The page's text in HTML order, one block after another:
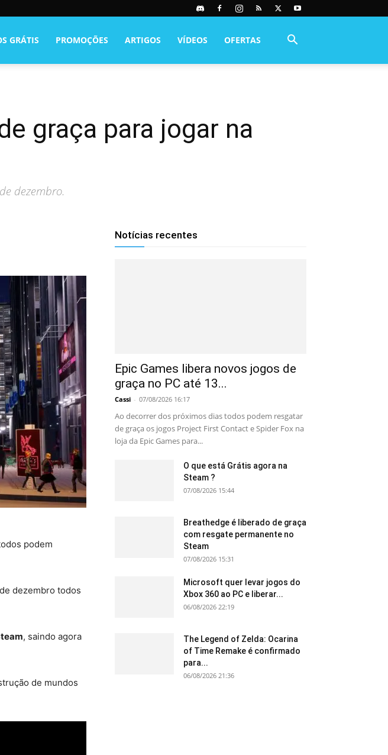
GRÁTIS PROMOÇÕES ARTIGOS VÍDEOS OFERTAS
graça para jogar na
dezembro.
podem
dezembro todos
, saindo agora
de mundos
Notícias recentes
Epic Games libera novos jogos de
graça no PC até 13...
Cassi - 07/08/2026 16:17
Ao decorrer dos próximos dias todos podem resgatar
de graça os jogos Project First Contact e Spider Fox na
loja da Epic Games para...
O que está Grátis agora na
Steam ?
07/08/2026 15:44
Breathedge é liberado de graça
com resgate permanente no
Steam
07/08/2026 15:31
Microsoft quer levar jogos do
Xbox 360 ao PC e liberar...
06/08/2026 22:19
The Legend of Zelda: Ocarina
of Time Remake é confirmado
para...
06/08/2026 21:36